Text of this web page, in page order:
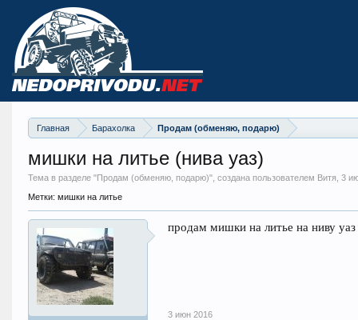
Главная Барахолка Продам (обменяю, подарю)
мишки на литье (нива уаз)
Тема в разделе "Продам (обменяю, подарю)", создана пользователем Витя, 3
Метки: мишки на литье
продам мишки на литье на ниву уаз
3 июн 2016